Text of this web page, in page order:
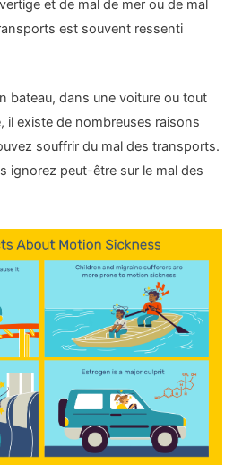
et de mal de mer ou de mal
est souvent ressenti
bateau, dans une voiture ou tout
il existe de nombreuses raisons
souffrir du mal des transports.
ignorez peut-être sur le mal des